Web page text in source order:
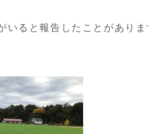
いると報告したことがありま